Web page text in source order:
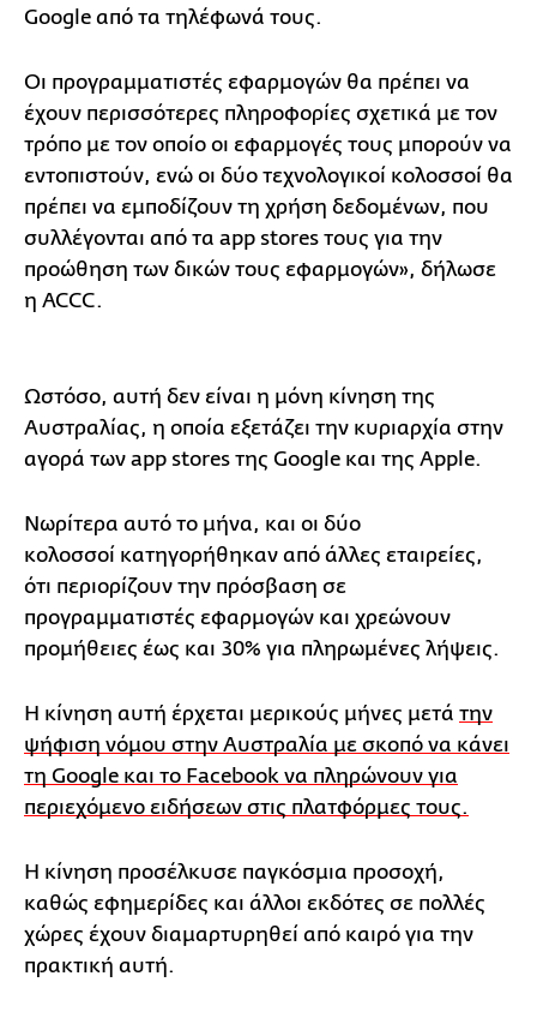
Google από τα τηλέφωνά τους.
Οι προγραμματιστές εφαρμογών θα πρέπει να
έχουν περισσότερες πληροφορίες σχετικά με τον
τρόπο με τον οποίο οι εφαρμογές τους μπορούν να
εντοπιστούν, ενώ οι δύο τεχνολογικοί κολοσσοί θα
πρέπει να εμποδίζουν τη χρήση δεδομένων, που
συλλέγονται από τα app stores τους για την
προώθηση των δικών τους εφαρμογών», δήλωσε
η ACCC.
Ωστόσο, αυτή δεν είναι η μόνη κίνηση της
Αυστραλίας, η οποία εξετάζει την κυριαρχία στην
αγορά των app stores της Google και της Apple.
Νωρίτερα αυτό το μήνα, και οι δύο
κολοσσοί κατηγορήθηκαν από άλλες εταιρείες,
ότι περιορίζουν την πρόσβαση σε
προγραμματιστές εφαρμογών και χρεώνουν
προμήθειες έως και 30% για πληρωμένες λήψεις.
Η κίνηση αυτή έρχεται μερικούς μήνες μετά την
ψήφιση νόμου στην Αυστραλία με σκοπό να κάνει
τη Google και το Facebook να πληρώνουν για
περιεχόμενο ειδήσεων στις πλατφόρμες τους.
Η κίνηση προσέλκυσε παγκόσμια προσοχή,
καθώς εφημερίδες και άλλοι εκδότες σε πολλές
χώρες έχουν διαμαρτυρηθεί από καιρό για την
πρακτική αυτή.